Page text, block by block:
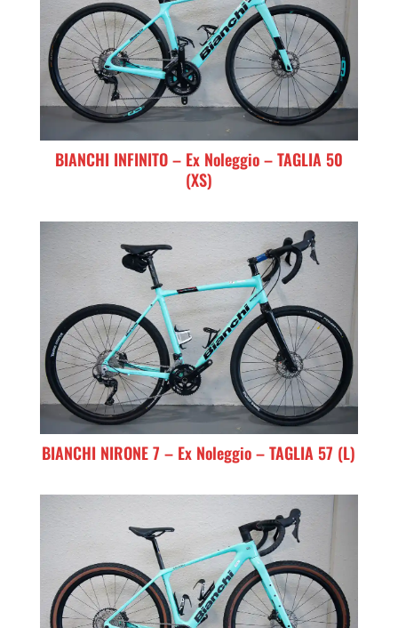
BIANCHI INFINITO – Ex Noleggio – TAGLIA 50
(XS)
BIANCHI NIRONE 7 – Ex Noleggio – TAGLIA 57 (L)